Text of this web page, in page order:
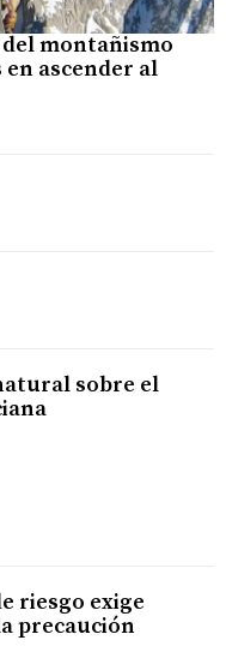
del montañismo
ascender al
sobre el
riesgo exige
precaución